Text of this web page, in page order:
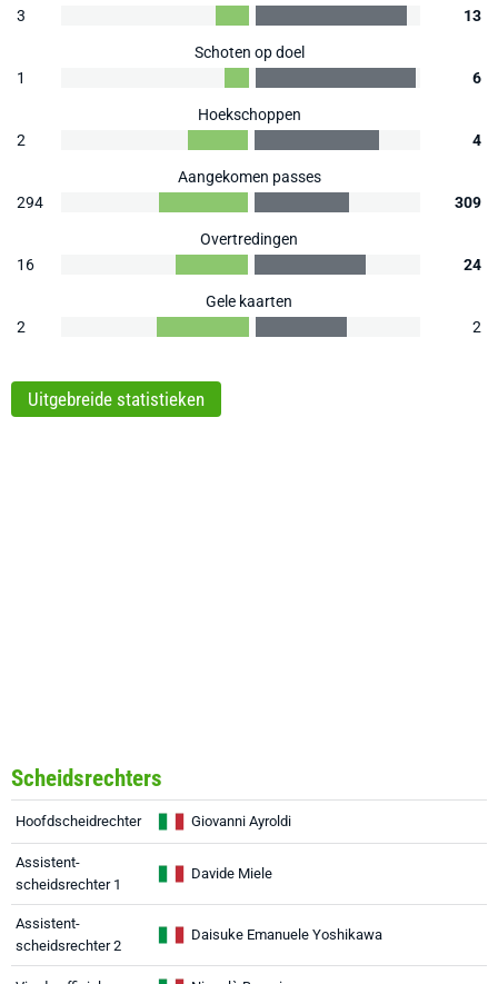
3
13
Schoten op doel
1
6
Hoekschoppen
2
4
Aangekomen passes
294
309
Overtredingen
16
24
Gele kaarten
2
2
Uitgebreide statistieken
Scheidsrechters
Hoofdscheidrechter Giovanni Ayroldi
Assistent-
scheidsrechter 1
Davide Miele
Assistent-
scheidsrechter 2
Daisuke Emanuele Yoshikawa